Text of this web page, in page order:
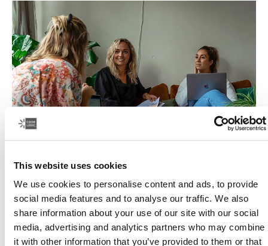
This website uses cookies
We use cookies to personalise content and ads, to provide
social media features and to analyse our traffic. We also
share information about your use of our site with our social
media, advertising and analytics partners who may combine
it with other information that you’ve provided to them or that
業務をシンプルに
めざましい業績は、冴えた頭脳を持つ仲間が力を合わ
せ、単独ではできない何かを生み出したときにこそ達成
されます。